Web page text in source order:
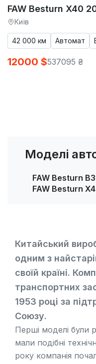
FAW Besturn X40
Київ
42 000 км Автомат
12000 $537095 ₴
Моделі
FAW Besturn
FAW Besturn
Китайський
одним з
своїй країні.
транспортних
1953 році за
Союзу.
Перші моделі були
мали подібні
року компанія